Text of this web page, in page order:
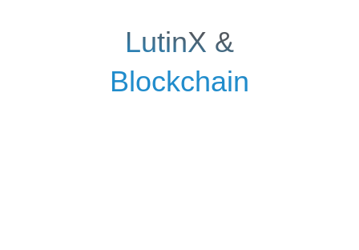
LutinX &
Blockchain